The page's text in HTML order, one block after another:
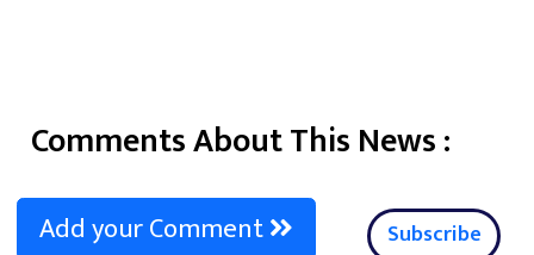
Comments About This News :
Add your Comment Subscribe